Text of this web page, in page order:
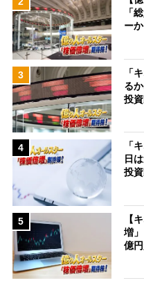
「
ー
3
「
る
投
4
「
日
投
5
【
増
億